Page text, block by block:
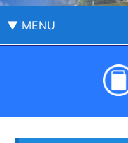
▼ MENU